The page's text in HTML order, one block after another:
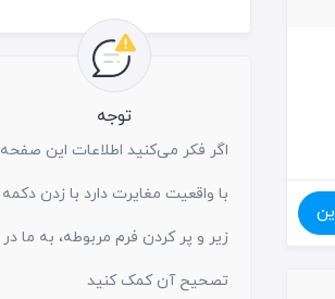
توجه
اگر فکر می‌کنید اطلاعات این صفحه
با واقعیت مغایرت دارد با زدن دکمه
زیر و پر کردن فرم مربوطه، به ما در
تصحیح آن کمک کنید